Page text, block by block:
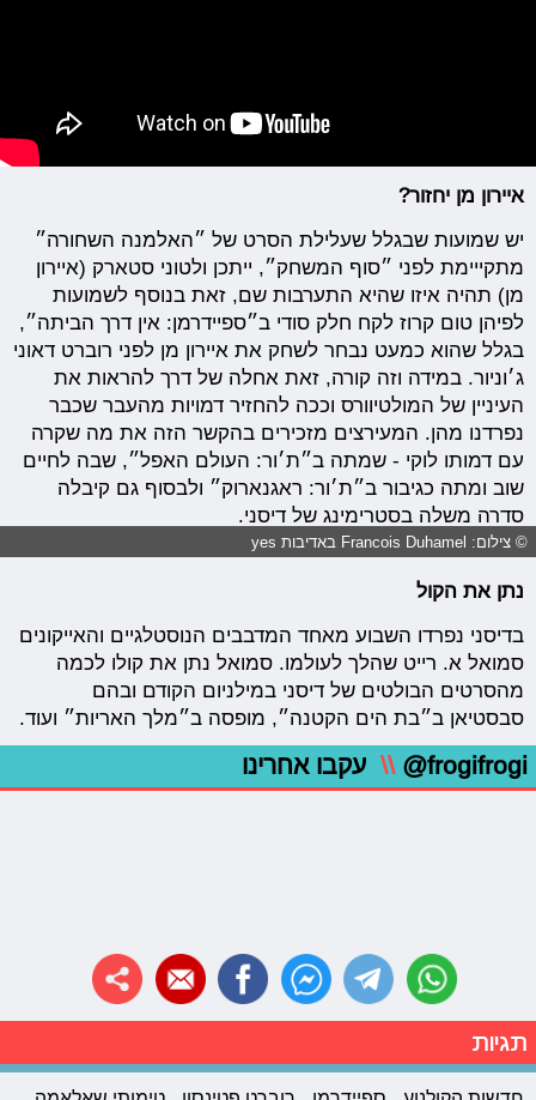
איירון מן יחזור?
יש שמועות שבגלל שעלילת הסרט של ״האלמנה השחורה״
מתקייימת לפני ״סוף המשחק״, ייתכן ולטוני סטארק (איירון
מן) תהיה איזו שהיא התערבות שם, זאת בנוסף לשמועות
לפיהן טום קרוז לקח חלק סודי ב״ספיידרמן: אין דרך הביתה״,
בגלל שהוא כמעט נבחר לשחק את איירון מן לפני רוברט דאוני
ג׳וניור. במידה וזה קורה, זאת אחלה של דרך להראות את
העיניין של המולטיוורס וככה להחזיר דמויות מהעבר שכבר
נפרדנו מהן. המעירצים מזכירים בהקשר הזה את מה שקרה
עם דמותו לוקי - שמתה ב״ת׳ור: העולם האפל״, שבה לחיים
שוב ומתה כגיבור ב״ת׳ור: ראגנארוק״ ולבסוף גם קיבלה
סדרה משלה בסטרימינג של דיסני.
© צילום: Francois Duhamel באדיבות yes
נתן את הקול
בדיסני נפרדו השבוע מאחד המדבבים הנוסטלגיים והאייקונים
סמואל א. רייט שהלך לעולמו. סמואל נתן את קולו לכמה
מהסרטים הבולטים של דיסני במילניום הקודם ובהם
סבסטיאן ב״בת הים הקטנה״, מופסה ב״מלך האריות״ ועוד.
@frogifrogi
\\ עקבו אחרינו
תגיות